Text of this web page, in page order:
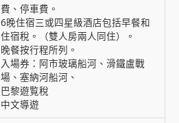
費、停車費。
6晚住宿三或四星級酒店包括早餐和
住宿稅。（雙人房兩人同住）。
晚餐按行程所列。
入場券：阿市玻璃船河、滑鐵盧戰
場、塞納河船河、
巴黎遊覧稅
中文導遊